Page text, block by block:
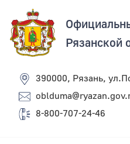
Рязанской
390000, Рязань,
8-800-707-24-46